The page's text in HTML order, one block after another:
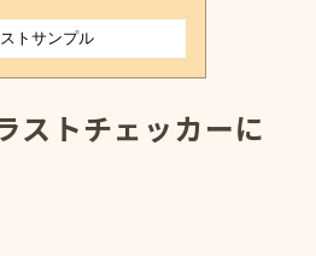
ストチェッカーに